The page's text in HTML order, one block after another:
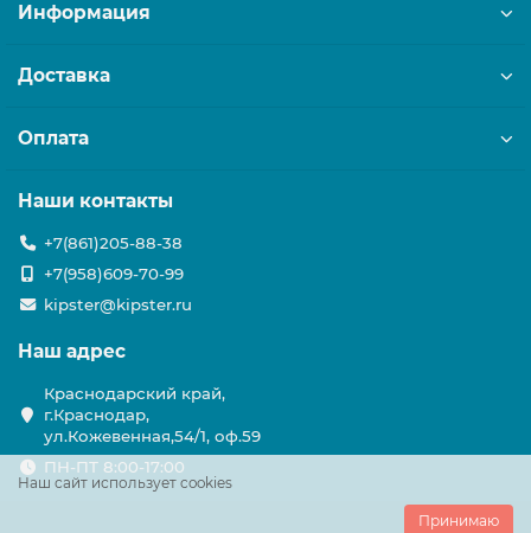
Наш сайт использует cookies
Принимаю
Информация
Доставка
Оплата
Наши контакты
+7(861)205-88-38
+7(958)609-70-99
kipster@kipster.ru
Наш адрес
Краснодарский край,
г.Краснодар,
ул.Кожевенная,54/1, оф.59
ПН-ПТ 8:00-17:00